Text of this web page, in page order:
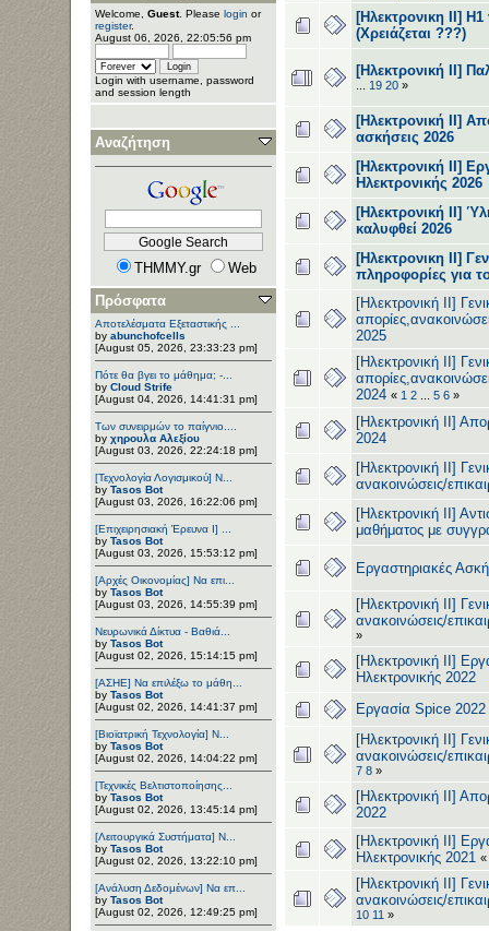
Welcome, Guest. Please login or
register.
August 06, 2026, 22:05:56 pm
Login with username, password
and session length
Αναζήτηση
THMMY.gr
Web
Πρόσφατα
Αποτελέσματα Εξεταστικής ...
by abunchofcells
[August 05, 2026, 23:33:23 pm]
Πότε θα βγει το μάθημα; -...
by Cloud Strife
[August 04, 2026, 14:41:31 pm]
Των συνειρμών το παίγνιο....
by χηρουλα Αλεξίου
[August 03, 2026, 22:24:18 pm]
[Τεχνολογία Λογισμικού] Ν...
by Tasos Bot
[August 03, 2026, 16:22:06 pm]
[Επιχειρησιακή Έρευνα Ι] ...
by Tasos Bot
[August 03, 2026, 15:53:12 pm]
[Αρχές Οικονομίας] Να επι...
by Tasos Bot
[August 03, 2026, 14:55:39 pm]
Νευρωνικά Δίκτυα - Βαθιά...
by Tasos Bot
[August 02, 2026, 15:14:15 pm]
[ΑΣΗΕ] Να επιλέξω το μάθη...
by Tasos Bot
[August 02, 2026, 14:41:37 pm]
[Βιοϊατρική Τεχνολογία] Ν...
by Tasos Bot
[August 02, 2026, 14:04:22 pm]
[Τεχνικές Βελτιστοποίησης...
by Tasos Bot
[August 02, 2026, 13:45:14 pm]
[Λειτουργικά Συστήματα] Ν...
by Tasos Bot
[August 02, 2026, 13:22:10 pm]
[Ανάλυση Δεδομένων] Να επ...
by Tasos Bot
[August 02, 2026, 12:49:25 pm]
[Ηλεκτρονικη ΙΙ]
(Χρειάζεται ???)
[Ηλεκτρονική ΙI]
19 20 »
[Ηλεκτρονική ΙΙ]
ασκήσεις 2026
[Ηλεκτρονική ΙΙ]
Ηλεκτρονικής 2026
[Ηλεκτρονική ΙΙ]
καλυφθεί 2026
[Ηλεκτρονικη ΙΙ]
πληροφορίες για
[Ηλεκτρονική ΙΙ]
2025
[Ηλεκτρονική ΙΙ]
2024 « 1 2 5 6 »
[Ηλεκτρονική ΙΙ]
2024
[Ηλεκτρονική ΙΙ]
ανακοινώσεις/
[Ηλεκτρονική ΙΙ]
μαθήματος με
Εργαστηριακές
[Ηλεκτρονική ΙΙ]
ανακοινώσεις/
»
[Ηλεκτρονική ΙΙ]
Ηλεκτρονικής 2022
Εργασία Spice 2022
[Ηλεκτρονική ΙΙ]
ανακοινώσεις/
7 8 »
[Ηλεκτρονική ΙΙ]
2022
[Ηλεκτρονική ΙΙ]
Ηλεκτρονικής 2021 «
[Ηλεκτρονική ΙΙ]
ανακοινώσεις/
10 11 »